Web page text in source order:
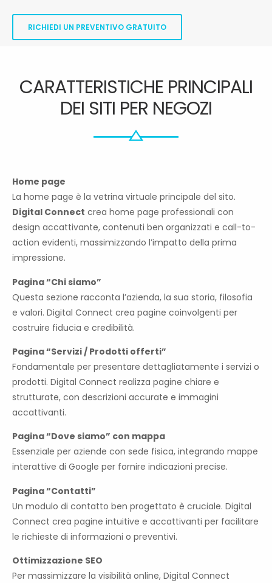
RICHIEDI UN PREVENTIVO GRATUITO
CARATTERISTICHE PRINCIPALI
DEI SITI PER NEGOZI
Home page
La home page è la vetrina virtuale principale del sito.
Digital Connect crea home page professionali con
design accattivante, contenuti ben organizzati e call-to-
action evidenti, massimizzando l’impatto della prima
impressione.
Pagina “Chi siamo”
Questa sezione racconta l’azienda, la sua storia, filosofia
e valori. Digital Connect crea pagine coinvolgenti per
costruire fiducia e credibilità.
Pagina “Servizi / Prodotti offerti”
Fondamentale per presentare dettagliatamente i servizi o
prodotti. Digital Connect realizza pagine chiare e
strutturate, con descrizioni accurate e immagini
accattivanti.
Pagina “Dove siamo” con mappa
Essenziale per aziende con sede fisica, integrando mappe
interattive di Google per fornire indicazioni precise.
Pagina “Contatti”
Un modulo di contatto ben progettato è cruciale. Digital
Connect crea pagine intuitive e accattivanti per facilitare
le richieste di informazioni o preventivi.
Ottimizzazione SEO
Per massimizzare la visibilità online, Digital Connect